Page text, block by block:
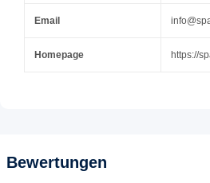
Email
Homepage https://
Bewertungen